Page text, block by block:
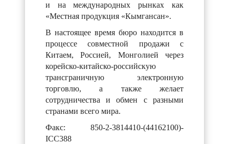
и на международных рынках как
«Местная продукция «Кымгансан».
В настоящее время бюро находится в
процессе совместной продажи с
Китаем, Россией, Монголией через
корейско-китайско-российскую
трансграничную электронную
торговлю, а также желает
сотрудничества и обмен с разными
странами всего мира.
Факс:850-2-3814410-(44162100)-
ICC388